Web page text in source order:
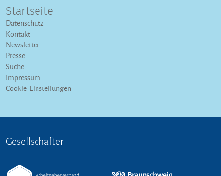
Startseite
Datenschutz
Kontakt
Newsletter
Presse
Suche
Impressum
Cookie-Einstellungen
Gesellschafter